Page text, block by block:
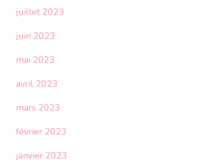
juillet 2023
juin 2023
mai 2023
avril 2023
mars 2023
février 2023
janvier 2023